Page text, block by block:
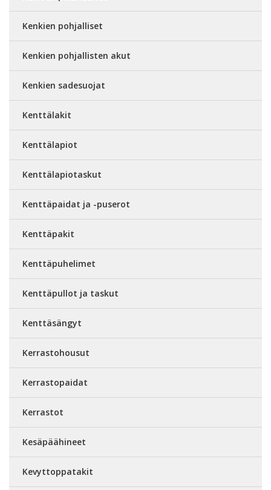
Kenkien pohjalliset
Kenkien pohjallisten akut
Kenkien sadesuojat
Kenttälakit
Kenttälapiot
Kenttälapiotaskut
Kenttäpaidat ja -puserot
Kenttäpakit
Kenttäpuhelimet
Kenttäpullot ja taskut
Kenttäsängyt
Kerrastohousut
Kerrastopaidat
Kerrastot
Kesäpäähineet
Kevyttoppatakit